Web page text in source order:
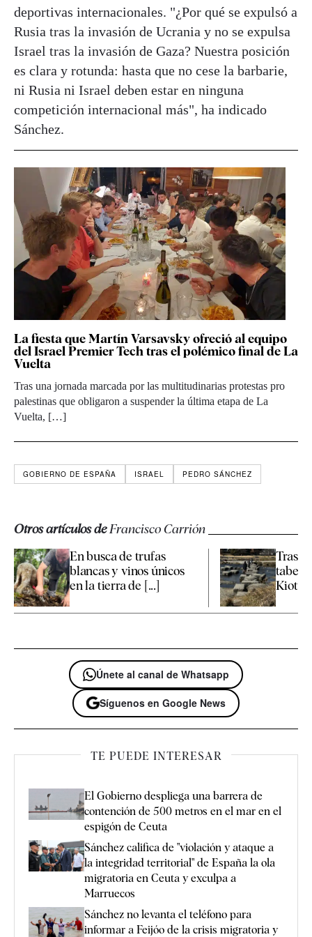
deportivas internacionales. "¿Por qué se expulsó a
Rusia tras la invasión de Ucrania y no se expulsa
Israel tras la invasión de Gaza? Nuestra posición
es clara y rotunda: hasta que no cese la barbarie,
ni Rusia ni Israel deben estar en ninguna
competición internacional más", ha indicado
Sánchez.
La fiesta que Martín Varsavsky ofreció al equipo
del Israel Premier Tech tras el polémico final de La
Vuelta
Tras una jornada marcada por las multitudinarias protestas pro
palestinas que obligaron a suspender la última etapa de La
Vuelta, […]
GOBIERNO DE ESPAÑA ISRAEL PEDRO SÁNCHEZ
Otros artículos deFrancisco Carrión
En busca de trufas
blancas y vinos únicos
en la tierra de [...]
Tras
Kioto
Únete al canal de Whatsapp
Síguenos en Google News
TE PUEDE INTERESAR
El Gobierno despliega una barrera de
contención de 500 metros en el mar en el
espigón de Ceuta
Sánchez califica de "violación y ataque a
la integridad territorial" de España la ola
migratoria en Ceuta y exculpa a
Marruecos
Sánchez no levanta el teléfono para
informar a Feijóo de la crisis migratoria y